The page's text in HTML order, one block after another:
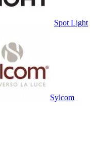
Spot Light
Sylcom